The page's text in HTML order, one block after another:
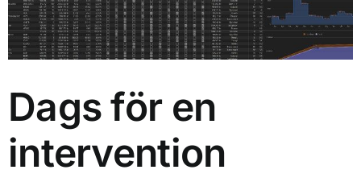
Kontakt
efter:
Ekonomi
Dags för en
intervention